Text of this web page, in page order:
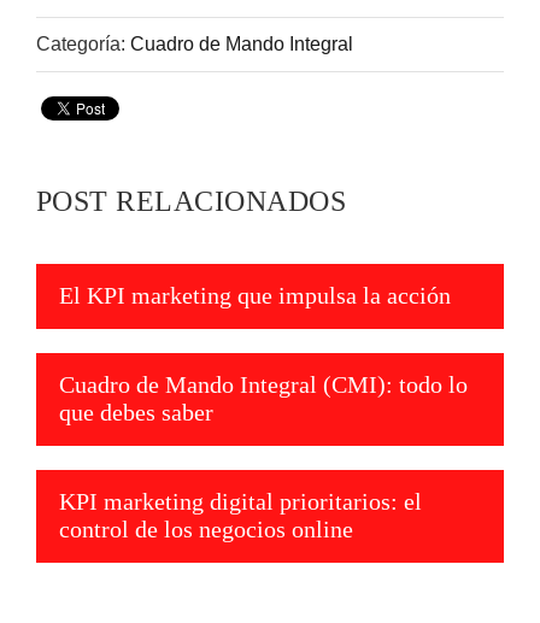
Categoría: Cuadro de Mando Integral
POST RELACIONADOS
El KPI marketing que impulsa la acción
Cuadro de Mando Integral (CMI): todo lo
que debes saber
KPI marketing digital prioritarios: el
control de los negocios online